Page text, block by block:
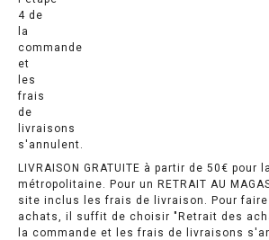
LIVRAISON GRATUITE à partir de 50€ pour
métropolitaine. Pour un RETRAIT AU
site inclus les frais de livraison. Pour
achats, il suffit de choisir "Retrait des
la commande et les frais de livraisons